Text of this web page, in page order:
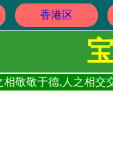
香港区
相敬敬于德,人之相